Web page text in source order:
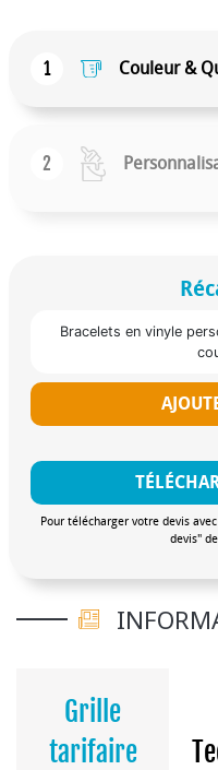
1 Couleur &
2
Bracelets en vinyle
Pour télécharger votre devis
devis"
Grille
tarifaire